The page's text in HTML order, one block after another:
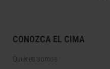
CONOZCA EL CIMA
Quiénes somos